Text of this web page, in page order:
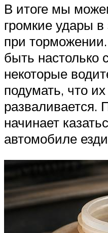
В итоге мы
громкие удары в
при
быть настолько
некоторые
подумать, что
разваливается.
начинает
автомобиле